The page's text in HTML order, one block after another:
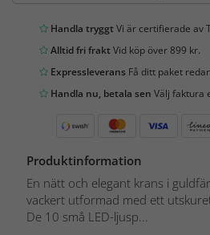
Handla tryggtVi är certifierade av
Alltid fri fraktVid köp över 899 kr.
Expressleverans Få ditt paket
Handla nu, betala sen Välj faktura
Produktinformation
En nätt och elegant krans i
vackert utformad med ett
De 10 små LED-ljusp...